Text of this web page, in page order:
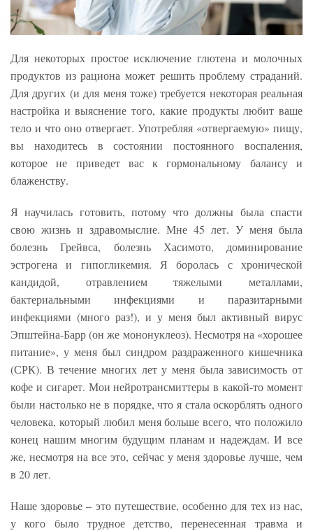
Для некоторых простое исключение глютена и молочных
продуктов из рациона может решить проблему страданий.
Для других (и для меня тоже) требуется некоторая реальная
настройка и выяснение того, какие продукты любит ваше
тело и что оно отвергает. Употребляя «отвергаемую» пищу,
вы находитесь в состоянии постоянного воспаления,
которое не приведет вас к гормональному балансу и
блаженству.
Я научилась готовить, потому что должны была спасти
свою жизнь и здравомыслие. Мне 45 лет. У меня была
болезнь Грейвса, болезнь Хасимото, доминирование
эстрогена и гипогликемия. Я боролась с хронической
кандидой, отравлением тяжелыми металлами,
бактериальными инфекциями и паразитарными
инфекциями (много раз!), и у меня был активный вирус
Эпштейна-Барр (он же мононуклеоз). Несмотря на «хорошее
питание», у меня был синдром раздраженного кишечника
(СРК). В течение многих лет у меня была зависимость от
кофе и сигарет. Мои нейротрансмиттеры в какой-то момент
были настолько не в порядке, что я стала оскорблять одного
человека, который любил меня больше всего, что положило
конец нашим многим будущим планам и надеждам. И все
же, несмотря на все это, сейчас у меня здоровье лучше, чем
в 20 лет.
Наше здоровье – это путешествие, особенно для тех из нас,
у кого было трудное детство, перенесенная травма и